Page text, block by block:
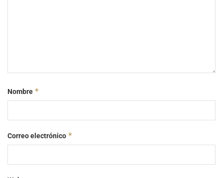
Nombre *
Correo electrónico *